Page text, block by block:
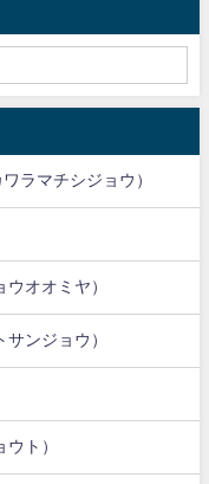
ラマチシジョウ）
オオミヤ）
ンジョウ）
ト）